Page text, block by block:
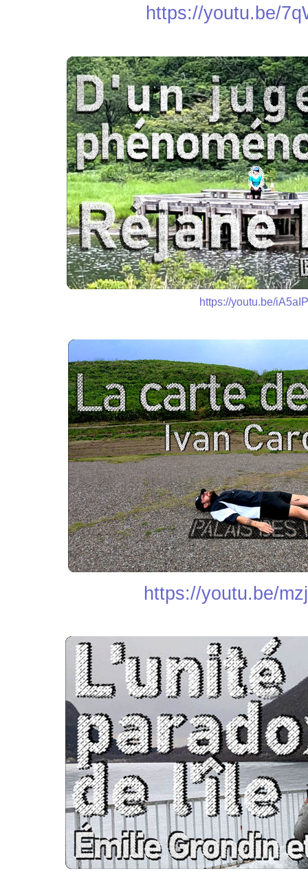
https://youtu.be/
https://youtu.be/
https://youtu.be/